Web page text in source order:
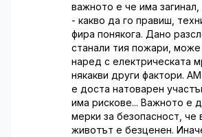
важното е че има загинал,
- какво да го правиш,
фира понякога. Дано
станали тия пожари,
наред с електрическата
някакви други фактори.
е доста натоварен
има рискове... Важното е
мерки за безопасност, че
животът е безценен.